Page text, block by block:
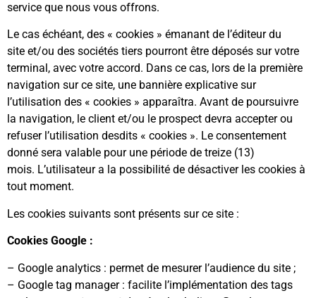
service que nous vous offrons.
Le cas échéant, des « cookies » émanant de l’éditeur du
site et/ou des sociétés tiers pourront être déposés sur votre
terminal, avec votre accord. Dans ce cas, lors de la première
navigation sur ce site, une bannière explicative sur
l’utilisation des « cookies » apparaîtra. Avant de poursuivre
la navigation, le client et/ou le prospect devra accepter ou
refuser l’utilisation desdits « cookies ». Le consentement
donné sera valable pour une période de treize (13)
mois. L’utilisateur a la possibilité de désactiver les cookies à
tout moment.
Les cookies suivants sont présents sur ce site :
Cookies Google :
– Google analytics : permet de mesurer l’audience du site ;
– Google tag manager : facilite l’implémentation des tags